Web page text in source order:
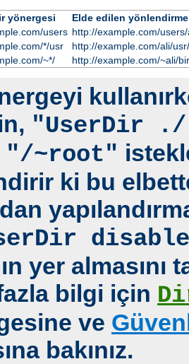
yönergesi
Elde edilen yönlendirme
users http://example.com/
*/usr
http://example.com/ali/
~*/
http://example.com/~ali/
"UserDir
"/~root"
ki bu
yer
bilgi için
ve
bakınız.